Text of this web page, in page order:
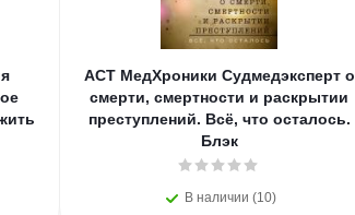
АСТ МедХроники Судмедэксперт о
смерти, смертности и раскрытии
преступлений. Всё, что осталось.
Блэк
В наличии (10)